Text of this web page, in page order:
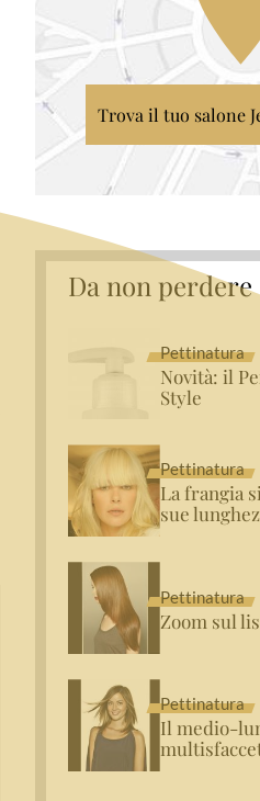
Trova il tuo salone
Da non perdere
Pettinatura
Novità: il
Style
Pettinatura
La frangia
sue
Pettinatura
Zoom sul
Pettinatura
Il medio-